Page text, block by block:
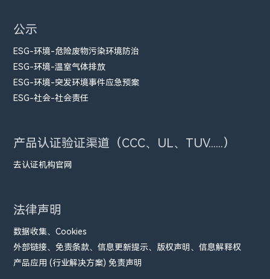
公示
ESG-环境-危险废物污染环境防治
ESG-环境-温室气体排放
ESG-环境-突发环境事件应急预案
ESG-社会-社会责任
产品认证验证渠道（CCC、UL、TUV......）
去认证机构官网
法律声明
数据收集、Cookies
外部链接、免责条款、信息更新提示、版权声明、信息解释权
产品应用 (行业解决方案) 免责声明